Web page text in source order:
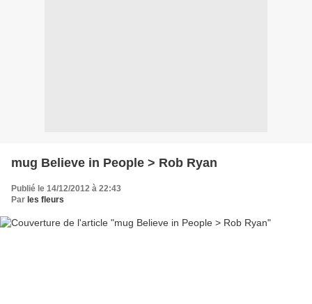
mug Believe in People > Rob Ryan
Publié le 14/12/2012 à 22:43
Par les fleurs